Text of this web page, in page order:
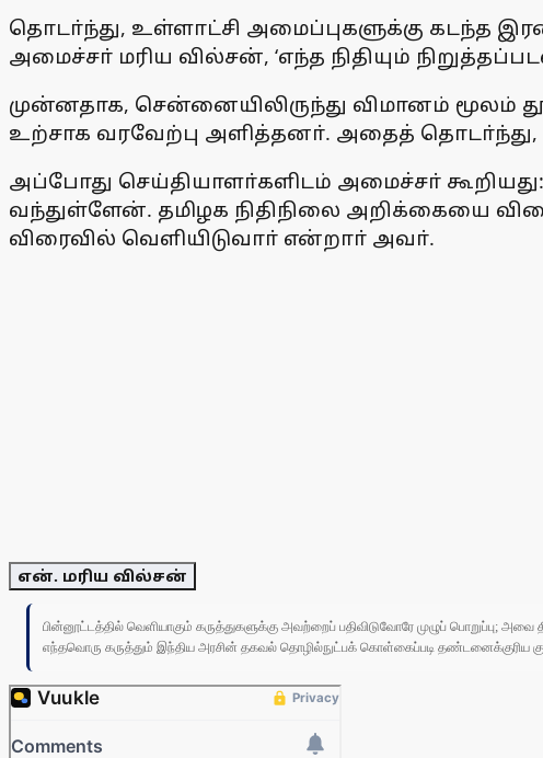
தொடா்ந்து, உள்ளாட்சி அமைப்புகளுக்கு கடந்த
அமைச்சா் மரிய வில்சன், ‘எந்த நிதியும்
முன்னதாக, சென்னையிலிருந்து விமானம் மூலம்
உற்சாக வரவேற்பு அளித்தனா். அதைத் தொடா்ந்து,
அப்போது செய்தியாளா்களிடம் அமைச்சா்
வந்துள்ளேன். தமிழக நிதிநிலை அறிக்கையை
விரைவில் வெளியிடுவாா் என்றாா் அவா்.
என். மரிய வில்சன்
பின்னூட்டத்தில் வெளியாகும் கருத்துகளுக்கு அவற்றைப் பதிவிடுவோரே முழுப் பொறுப்பு;
எந்தவொரு கருத்தும் இந்திய அரசின் தகவல் தொழில்நுட்பக் கொள்கைப்படி தண்டனைக்குரிய